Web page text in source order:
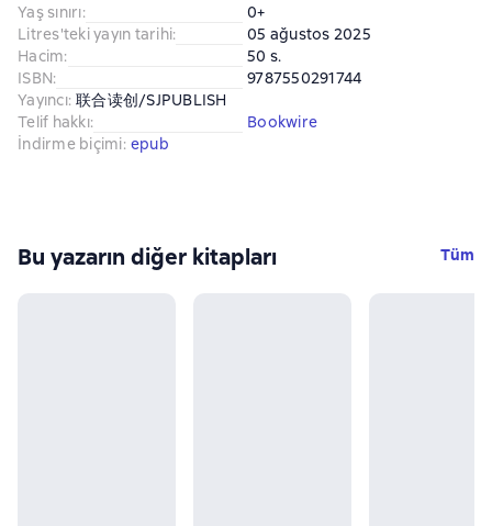
Yaş sınırı:
0+
Litres'teki yayın tarihi:
05 ağustos 2025
Hacim:
50 s.
ISBN:
9787550291744
Yayıncı: 联合读创/SJPUBLISH
Telif hakkı:
Bookwire
İndirme biçimi: epub
Bu yazarın diğer kitapları Tüm